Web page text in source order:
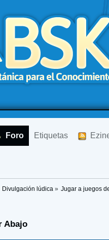
Foro Etiquetas
Divulgación lúdica » Jugar a juegos
Abajo